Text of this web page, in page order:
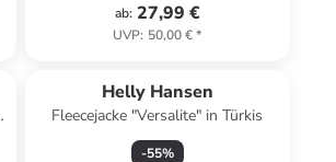
ab: 27,99 €
UVP: 50,00 €*
Helly Hansen
Fleecejacke "Versalite" in Türkis
-55%